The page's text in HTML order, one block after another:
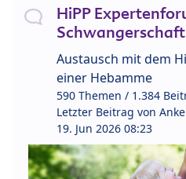
HiPP
Schwangerschaft
Austausch mit dem
einer Hebamme
590 Themen / 1.384
Letzter Beitrag von
19. Jun 2026 08:23